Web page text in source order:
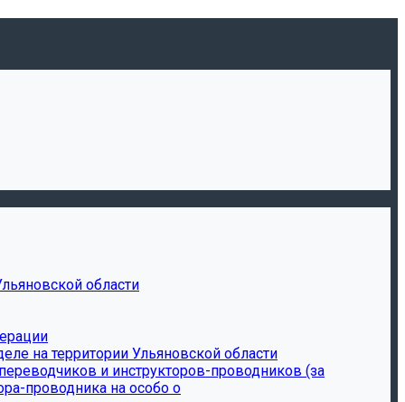
области
на территории Ульяновской области
и инструкторов-проводников (за
проводника на особо о